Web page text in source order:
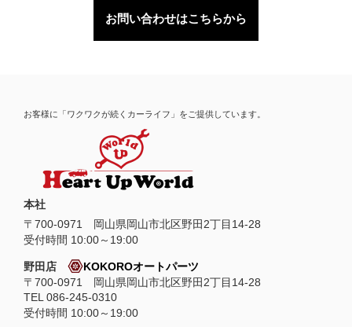
お問い合わせはこちらから
お客様に「ワクワクが続くカーライフ」をご提供しています。
本社
〒 700-0971 岡山県岡山市北区野田2丁目14-28
受付時間 10:00～19:00
野田店
KOKOROオートパーツ
〒700-0971 岡山県岡山市北区野田2丁目14-28
TEL 086-245-0310
受付時間 10:00～19:00